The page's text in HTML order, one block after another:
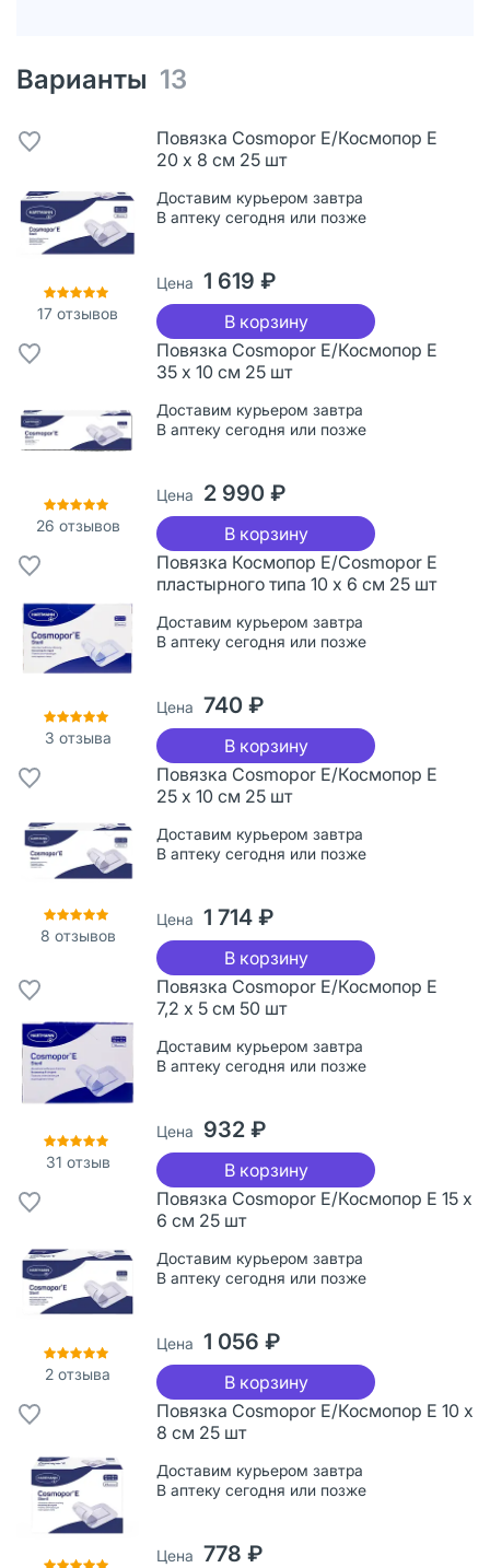
Варианты 13
17 отзывов
Повязка Cosmopor Е/Космопор Е
20 х 8 см 25 шт
Доставим курьером завтра
В аптеку сегодня или позже
Цена 1 619 ₽
В корзину
26 отзывов
Повязка Cosmopor Е/Космопор Е
35 х 10 см 25 шт
Доставим курьером завтра
В аптеку сегодня или позже
Цена 2 990 ₽
В корзину
3 отзыва
Повязка Космопор Е/Cosmopor Е
пластырного типа 10 х 6 см 25 шт
Доставим курьером завтра
В аптеку сегодня или позже
Цена 740 ₽
В корзину
8 отзывов
Повязка Cosmopor Е/Космопор Е
25 х 10 см 25 шт
Доставим курьером завтра
В аптеку сегодня или позже
Цена 1 714 ₽
В корзину
31 отзыв
Повязка Cosmopor Е/Космопор Е
7,2 х 5 см 50 шт
Доставим курьером завтра
В аптеку сегодня или позже
Цена 932 ₽
В корзину
2 отзыва
Повязка Cosmopor Е/Космопор Е 15 х
6 см 25 шт
Доставим курьером завтра
В аптеку сегодня или позже
Цена 1 056 ₽
В корзину
Повязка Cosmopor Е/Космопор Е 10 х
8 см 25 шт
Доставим курьером завтра
В аптеку сегодня или позже
Цена 778 ₽